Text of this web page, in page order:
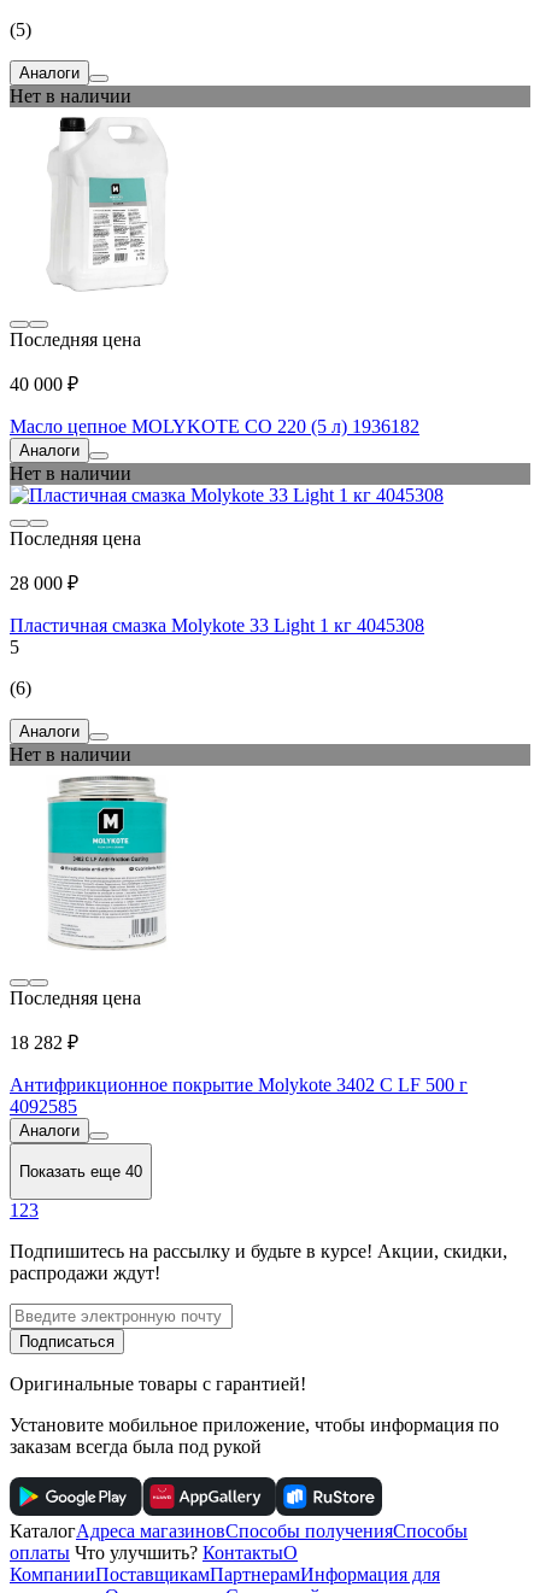
(5)
Аналоги
Нет в наличии
Последняя цена
40 000 ₽
Масло цепное MOLYKOTE CO 220 (5 л) 1936182
Аналоги
Нет в наличии
Последняя цена
28 000 ₽
Пластичная смазка Molykote 33 Light 1 кг 4045308
5
(6)
Аналоги
Нет в наличии
Последняя цена
18 282 ₽
Антифрикционное покрытие Molykote 3402 C LF 500 г
4092585
Аналоги
Показать еще 40
1 23
Подпишитесь на рассылку и будьте в курсе! Акции, скидки,
распродажи ждут!
Подписаться
Оригинальные товары с гарантией!
Установите мобильное приложение, чтобы информация по
заказам всегда была под рукой
КаталогАдреса магазиновСпособы полученияСпособы
оплаты Что улучшить? КонтактыО
КомпанииПоставщикамПартнерамИнформация для